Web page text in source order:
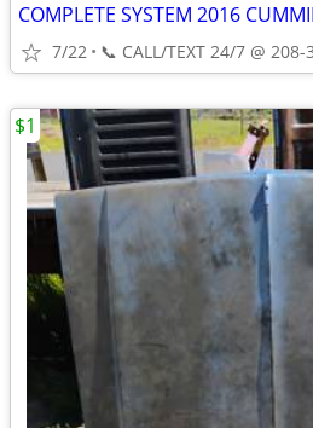
7/22 📞 CALL/TEXT 24/7 @
$1